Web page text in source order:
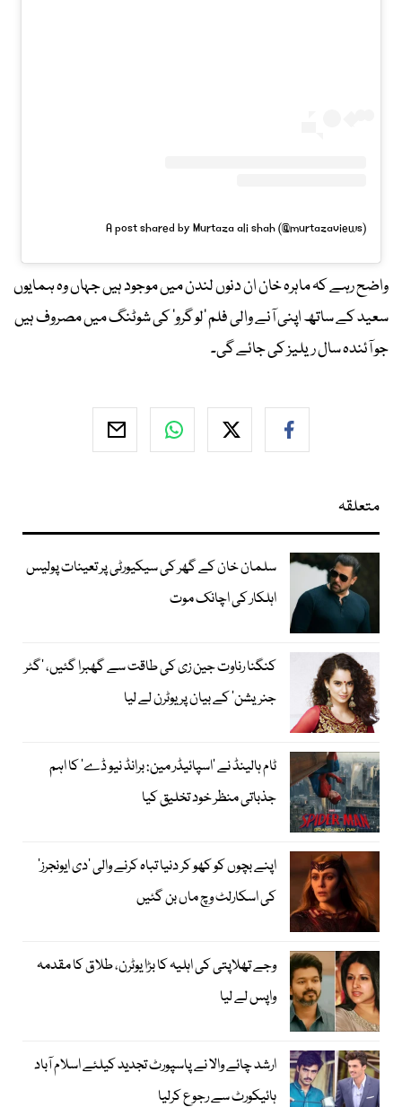
A post shared by Murtaza ali shah (@murtazaviews)
واضح رہے کہ ماہرہ خان ان دنوں لندن میں موجود ہیں جہاں وہ ہمایوں
سعید کے ساتھ اپنی آنے والی فلم ’لو گرو‘ کی شوٹنگ میں مصروف ہیں
جو آئندہ سال ریلیز کی جائے گی۔
متعلقہ
سلمان خان کے گھر کی سیکیورٹی پر تعینات پولیس
اہلکار کی اچانک موت
کنگنا رناوت جین زی کی طاقت سے گھبرا گئیں، ’گٹر
جنریشن‘ کے بیان پر یوٹرن لے لیا
ٹام ہالینڈ نے ’اسپائیڈر مین: برانڈ نیو ڈے‘ کا اہم
جذباتی منظر خود تخلیق کیا
اپنے بچوں کو کھو کر دنیا تباہ کرنے والی ’دی ایونجرز‘
کی اسکارلٹ وچ ماں بن گئیں
وجے تھلاپتی کی اہلیہ کا بڑا یوٹرن، طلاق کا مقدمہ
واپس لے لیا
ارشد چائے والا نے پاسپورٹ تجدید کیلئے اسلام آباد
ہائیکورٹ سے رجوع کرلیا